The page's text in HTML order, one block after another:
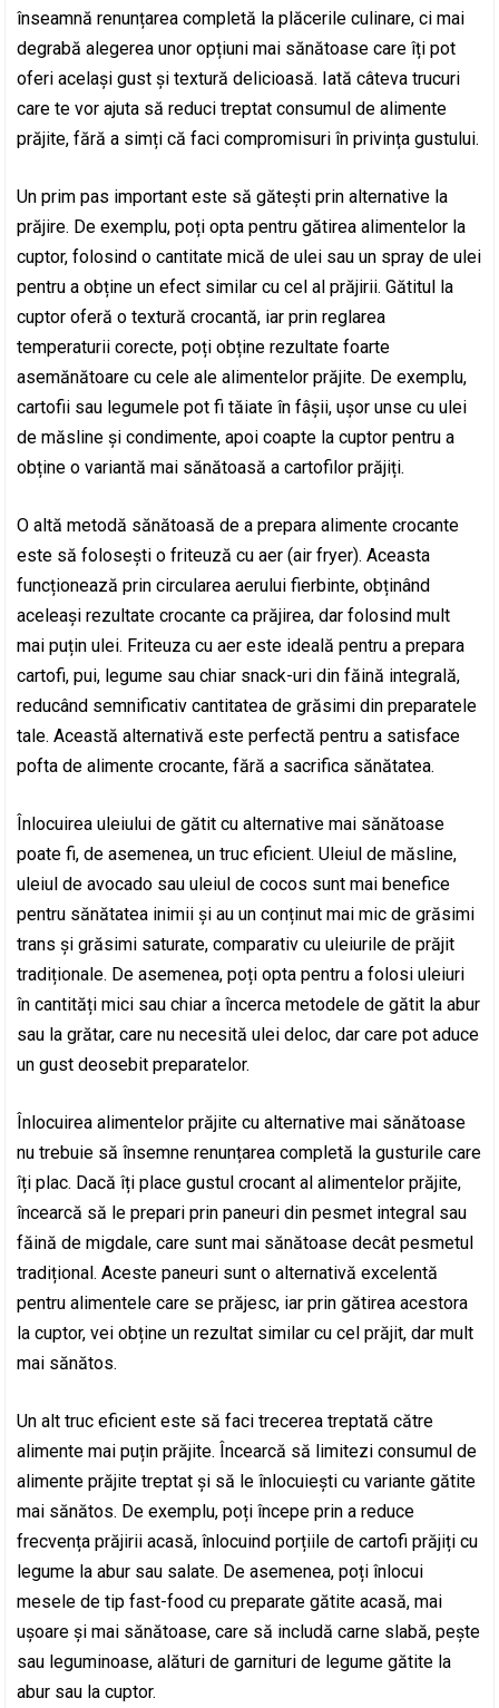
înseamnă renunțarea completă la plăcerile culinare, ci mai
degrabă alegerea unor opțiuni mai sănătoase care îți pot
oferi același gust și textură delicioasă. Iată câteva trucuri
care te vor ajuta să reduci treptat consumul de alimente
prăjite, fără a simți că faci compromisuri în privința gustului.
Un prim pas important este să gătești prin alternative la
prăjire. De exemplu, poți opta pentru gătirea alimentelor la
cuptor, folosind o cantitate mică de ulei sau un spray de ulei
pentru a obține un efect similar cu cel al prăjirii. Gătitul la
cuptor oferă o textură crocantă, iar prin reglarea
temperaturii corecte, poți obține rezultate foarte
asemănătoare cu cele ale alimentelor prăjite. De exemplu,
cartofii sau legumele pot fi tăiate în fâșii, ușor unse cu ulei
de măsline și condimente, apoi coapte la cuptor pentru a
obține o variantă mai sănătoasă a cartofilor prăjiți.
O altă metodă sănătoasă de a prepara alimente crocante
este să folosești o friteuză cu aer (air fryer). Aceasta
funcționează prin circularea aerului fierbinte, obținând
aceleași rezultate crocante ca prăjirea, dar folosind mult
mai puțin ulei. Friteuza cu aer este ideală pentru a prepara
cartofi, pui, legume sau chiar snack-uri din făină integrală,
reducând semnificativ cantitatea de grăsimi din preparatele
tale. Această alternativă este perfectă pentru a satisface
pofta de alimente crocante, fără a sacrifica sănătatea.
Înlocuirea uleiului de gătit cu alternative mai sănătoase
poate fi, de asemenea, un truc eficient. Uleiul de măsline,
uleiul de avocado sau uleiul de cocos sunt mai benefice
pentru sănătatea inimii și au un conținut mai mic de grăsimi
trans și grăsimi saturate, comparativ cu uleiurile de prăjit
tradiționale. De asemenea, poți opta pentru a folosi uleiuri
în cantități mici sau chiar a încerca metodele de gătit la abur
sau la grătar, care nu necesită ulei deloc, dar care pot aduce
un gust deosebit preparatelor.
Înlocuirea alimentelor prăjite cu alternative mai sănătoase
nu trebuie să însemne renunțarea completă la gusturile care
îți plac. Dacă îți place gustul crocant al alimentelor prăjite,
încearcă să le prepari prin paneuri din pesmet integral sau
făină de migdale, care sunt mai sănătoase decât pesmetul
tradițional. Aceste paneuri sunt o alternativă excelentă
pentru alimentele care se prăjesc, iar prin gătirea acestora
la cuptor, vei obține un rezultat similar cu cel prăjit, dar mult
mai sănătos.
Un alt truc eficient este să faci trecerea treptată către
alimente mai puțin prăjite. Încearcă să limitezi consumul de
alimente prăjite treptat și să le înlocuiești cu variante gătite
mai sănătos. De exemplu, poți începe prin a reduce
frecvența prăjirii acasă, înlocuind porțiile de cartofi prăjiți cu
legume la abur sau salate. De asemenea, poți înlocui
mesele de tip fast-food cu preparate gătite acasă, mai
ușoare și mai sănătoase, care să includă carne slabă, pește
sau leguminoase, alături de garnituri de legume gătite la
abur sau la cuptor.